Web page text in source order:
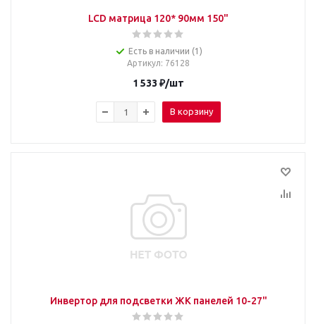
LCD матрица 120* 90мм 150"
Есть в наличии (1)
Артикул: 76128
1 533 ₽/шт
В корзину
Инвертор для подсветки ЖК панелей 10-27"